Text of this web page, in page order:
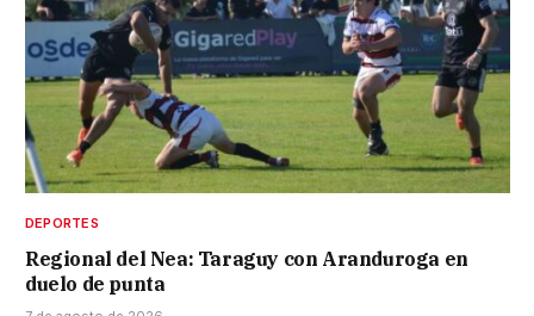
DEPORTES
Regional del Nea: Taraguy con Aranduroga en
duelo de punta